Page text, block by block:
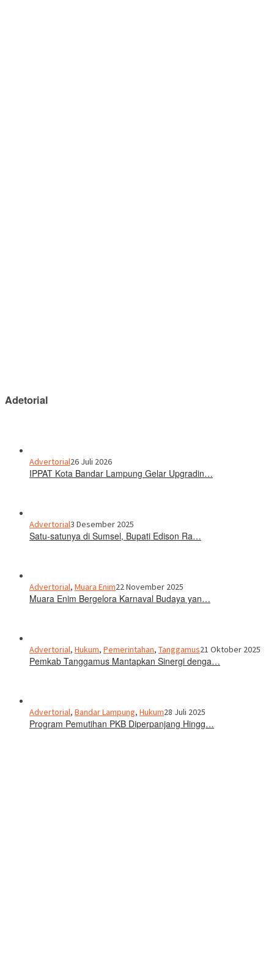
Adetorial
Advertorial26 Juli 2026
IPPAT Kota Bandar Lampung Gelar Upgradin…
Advertorial3 Desember 2025
Satu-satunya di Sumsel, Bupati Edison Ra…
Advertorial, Muara Enim22 November 2025
Muara Enim Bergelora Karnaval Budaya yan…
Advertorial, Hukum, Pemerintahan, Tanggamus21 Oktober 2025
Pemkab Tanggamus Mantapkan Sinergi denga…
Advertorial, Bandar Lampung, Hukum28 Juli 2025
Program Pemutihan PKB Diperpanjang Hingg…